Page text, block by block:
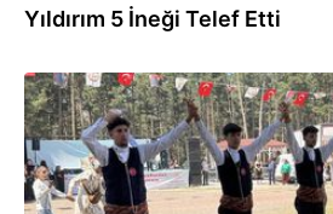
Yıldırım 5 İneği Telef Etti
12.07.2025